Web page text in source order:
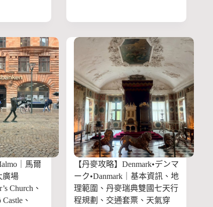
｜馬爾
廣場
Church、
、
【丹麥攻略】Denmark•デンマ
ーク•Danmark｜基本資訊、地
理範圍、丹麥瑞典雙國七天行
程規劃、交通套票、天氣穿